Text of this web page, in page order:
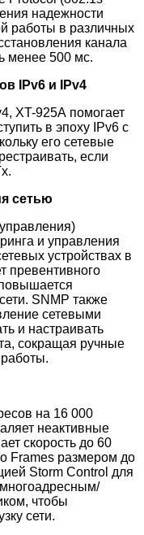
надежности
работы в различных
канала
менее 500 мс.
IPv6 и IPv4
XT-925A помогает
в эпоху IPv6 с
его сетевые
если
сетью
и управления
устройствах в
превентивного
SNMP также
сетевыми
и настраивать
сокращая ручные
на 16 000
неактивные
скорость до 60
Frames размером до
Storm Control для
чтобы
сети.